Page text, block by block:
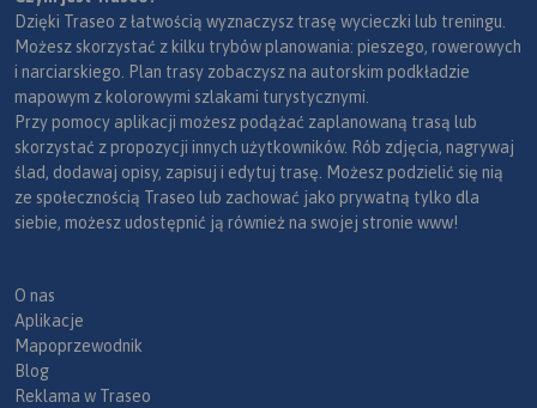
Dzięki Traseo z łatwością wyznaczysz trasę wycieczki lub treningu.
Możesz skorzystać z kilku trybów planowania: pieszego, rowerowych
i narciarskiego. Plan trasy zobaczysz na autorskim podkładzie
mapowym z kolorowymi szlakami turystycznymi.
Przy pomocy aplikacji możesz podążać zaplanowaną trasą lub
skorzystać z propozycji innych użytkowników. Rób zdjęcia, nagrywaj
ślad, dodawaj opisy, zapisuj i edytuj trasę. Możesz podzielić się nią
ze społecznością Traseo lub zachować jako prywatną tylko dla
siebie, możesz udostępnić ją również na swojej stronie www!
O nas
Aplikacje
Mapoprzewodnik
Blog
Reklama w Traseo